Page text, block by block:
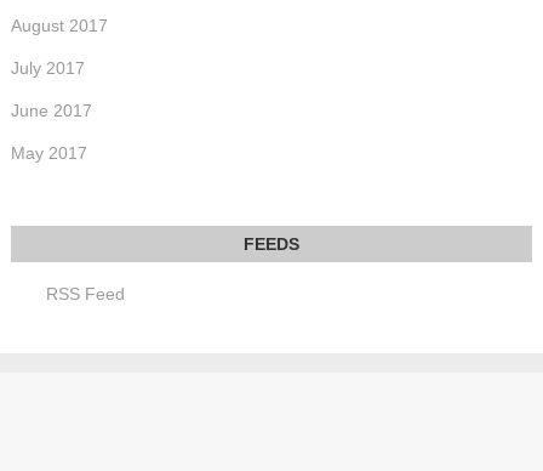
August 2017
July 2017
June 2017
May 2017
RSS Feed